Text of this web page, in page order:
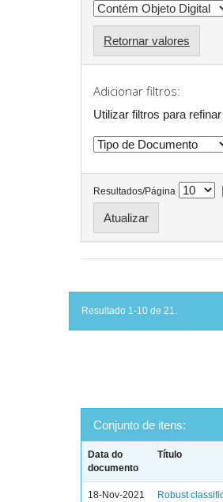
Retornar valores
Adicionar filtros:
Utilizar filtros para
Resultados/Página
Resultado 1-10 de 21.
Conjunto de itens:
Data do
documento
Título
18-Nov-2021
Robust